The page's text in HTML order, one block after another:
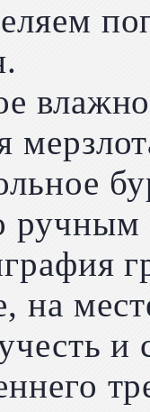
на
и